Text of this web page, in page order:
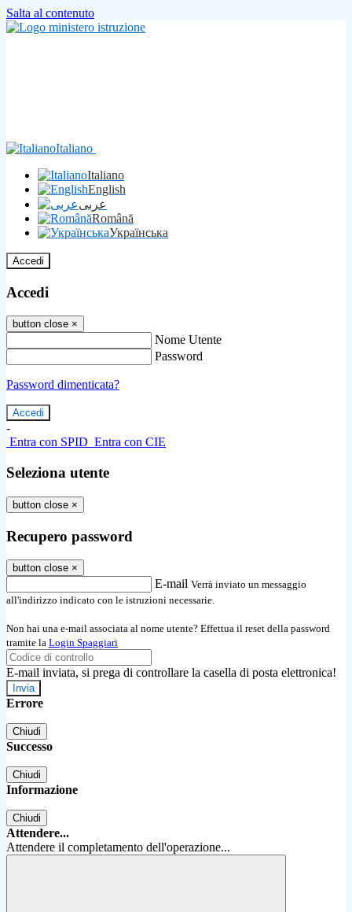
Salta al contenuto
Italiano
Italiano
English
عربى
Română
Українська
Accedi
Accedi
button close ×
Nome Utente
Password
Password dimenticata?
-
Entra con SPID Entra con CIE
Seleziona utente
button close ×
Recupero password
button close ×
E-mail Verrà inviato un messaggio
all'indirizzo indicato con le istruzioni necessarie.
Non hai una e-mail associata al nome utente? Effettua il reset della password
tramite la Login Spaggiari
E-mail inviata, si prega di controllare la casella di posta elettronica!
Errore
Chiudi
Successo
Chiudi
Informazione
Chiudi
Attendere...
Attendere il completamento dell'operazione...